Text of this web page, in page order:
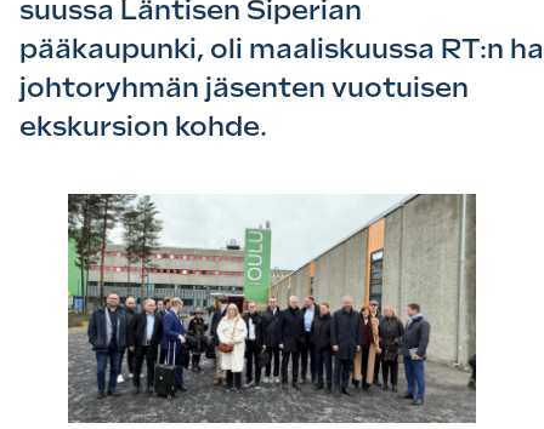
suussa Läntisen Siperian
pääkaupunki, oli maaliskuussa RT:n
johtoryhmän jäsenten vuotuisen
ekskursion kohde.